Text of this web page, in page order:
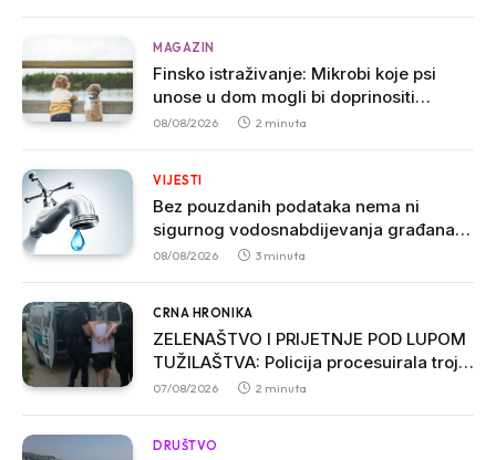
MAGAZIN
Finsko istraživanje: Mikrobi koje psi
unose u dom mogli bi doprinositi
jačanju imuniteta kod dojenčadi
08/08/2026 2 minuta
VIJESTI
Bez pouzdanih podataka nema ni
sigurnog vodosnabdijevanja građana u
Crnoj Gori
08/08/2026 3 minuta
CRNA HRONIKA
ZELENAŠTVO I PRIJETNJE POD LUPOM
TUŽILAŠTVA: Policija procesuirala troje
osumnjičenih u Ulcinju
07/08/2026 2 minuta
DRUŠTVO